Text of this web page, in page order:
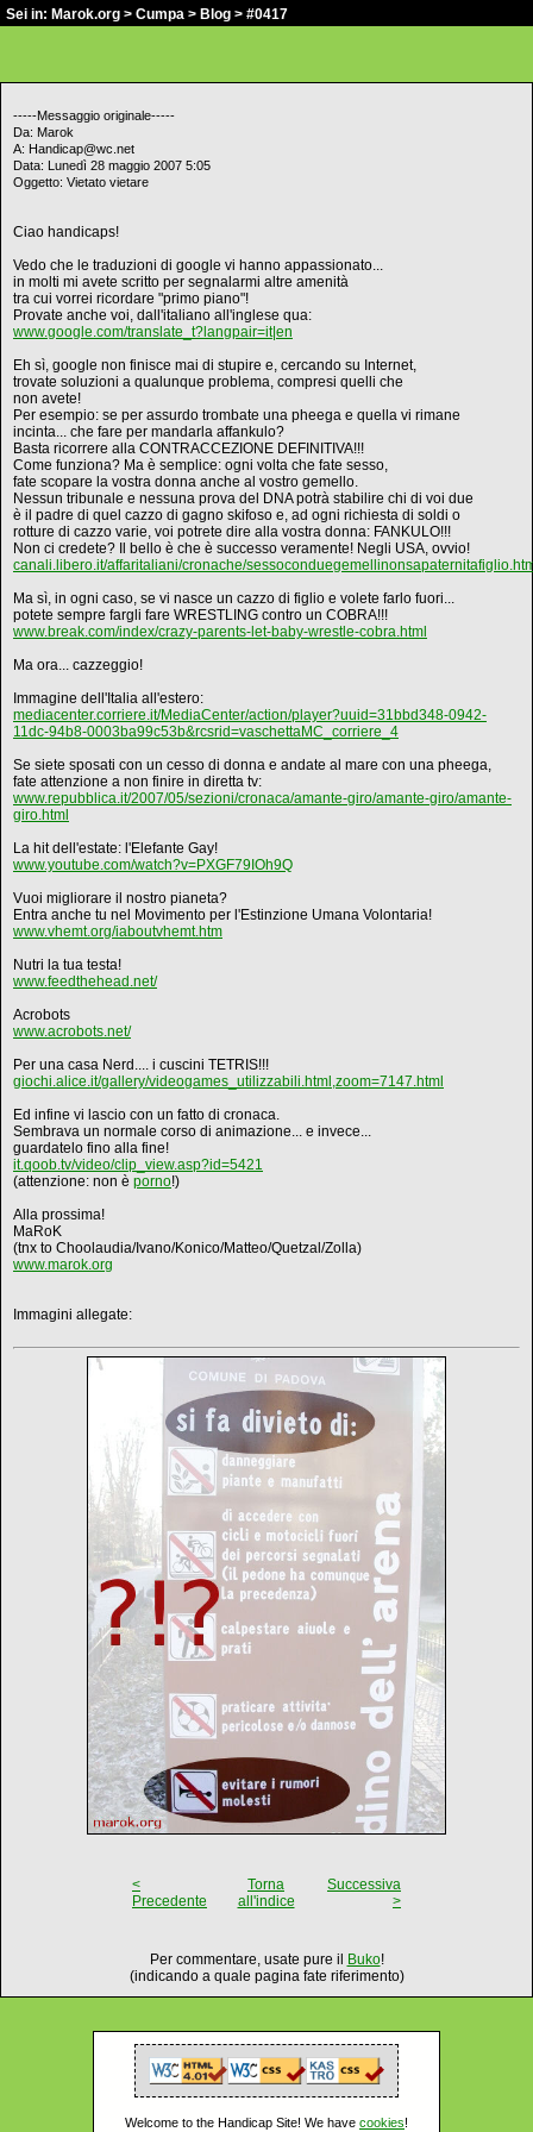
Sei in: Marok.org > Cumpa > Blog > #0417
-----Messaggio originale-----
Da: Marok
A: Handicap@wc.net
Data: Lunedì 28 maggio 2007 5:05
Oggetto: Vietato vietare
Ciao handicaps!
Vedo che le traduzioni di google vi hanno appassionato...
in molti mi avete scritto per segnalarmi altre amenità
tra cui vorrei ricordare "primo piano"!
Provate anche voi, dall'italiano all'inglese qua:
www.google.com/translate_t?langpair=it|en
Eh sì, google non finisce mai di stupire e, cercando su Internet,
trovate soluzioni a qualunque problema, compresi quelli che
non avete!
Per esempio: se per assurdo trombate una pheega e quella vi rimane
incinta... che fare per mandarla affankulo?
Basta ricorrere alla CONTRACCEZIONE DEFINITIVA!!!
Come funziona? Ma è semplice: ogni volta che fate sesso,
fate scopare la vostra donna anche al vostro gemello.
Nessun tribunale e nessuna prova del DNA potrà stabilire chi di voi due
è il padre di quel cazzo di gagno skifoso e, ad ogni richiesta di soldi o
rotture di cazzo varie, voi potrete dire alla vostra donna: FANKULO!!!
Non ci credete? Il bello è che è successo veramente! Negli USA, ovvio!
canali.libero.it/affaritaliani/cronache/
Ma sì, in ogni caso, se vi nasce un cazzo di figlio e volete farlo fuori...
potete sempre fargli fare WRESTLING contro un COBRA!!!
www.break.com/index/crazy-parents-let-baby-wrestle-cobra.html
Ma ora... cazzeggio!
Immagine dell'Italia all'estero:
mediacenter.corriere.it/MediaCenter/action/player?uuid=31bbd348-0942-
11dc-94b8-0003ba99c53b&rcsrid=vaschettaMC_corriere_4
Se siete sposati con un cesso di donna e andate al mare con una pheega,
fate attenzione a non finire in diretta tv:
www.repubblica.it/2007/05/sezioni/cronaca/amante-giro/amante-giro/amante-
giro.html
La hit dell'estate: l'Elefante Gay!
www.youtube.com/watch?v=PXGF79IOh9Q
Vuoi migliorare il nostro pianeta?
Entra anche tu nel Movimento per l'Estinzione Umana Volontaria!
www.vhemt.org/iaboutvhemt.htm
Nutri la tua testa!
www.feedthehead.net/
Acrobots
www.acrobots.net/
Per una casa Nerd.... i cuscini TETRIS!!!
giochi.alice.it/gallery/videogames_utilizzabili.html,zoom=7147.html
Ed infine vi lascio con un fatto di cronaca.
Sembrava un normale corso di animazione... e invece...
guardatelo fino alla fine!
it.qoob.tv/video/clip_view.asp?id=5421
(attenzione: non è porno!)
Alla prossima!
MaRoK
(tnx to Choolaudia/Ivano/Konico/Matteo/Quetzal/Zolla)
www.marok.org
Immagini allegate:
<
Precedente
Torna
all'indice
Successiva
>
Per commentare, usate pure il Buko!
(indicando a quale pagina fate riferimento)
Welcome to the Handicap Site! We have cookies!